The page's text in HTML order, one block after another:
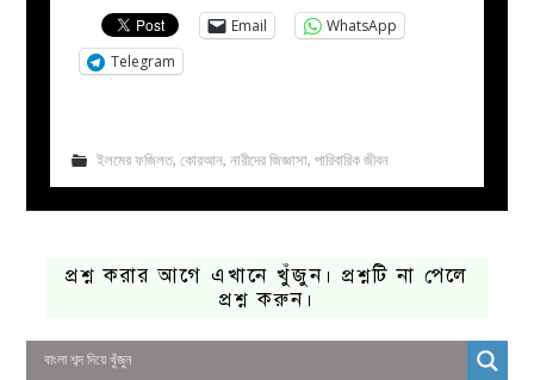
Email
WhatsApp
Telegram
ইলমের ফজিলত, কোরআন, নারীদের জিজ্ঞাসা, পারিবারিক জীবন
প্রশ্ন করার আগে এখানে খুঁজুন। প্রশ্নটি না পেলে
প্রশ্ন করুন।